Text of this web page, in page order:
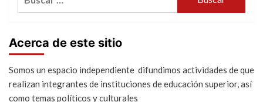
Acerca de este sitio
Somos un espacio independiente difundimos actividades de que
realizan integrantes de instituciones de educación superior, así
como temas políticos y culturales